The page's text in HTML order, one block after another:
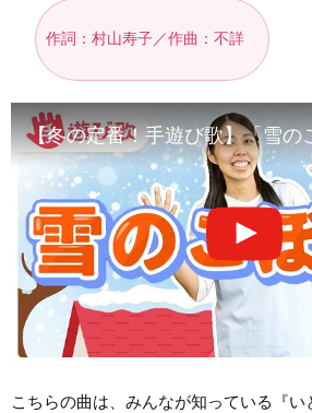
作詞：村山寿子／作曲：不詳
【冬の定番！手遊び歌】「雪
こちらの曲は、みんなが知っている『い